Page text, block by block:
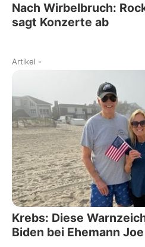
Nach Wirbelbruch:
sagt Konzerte ab
Artikel -
Krebs: Diese
Biden bei Ehemann Joe